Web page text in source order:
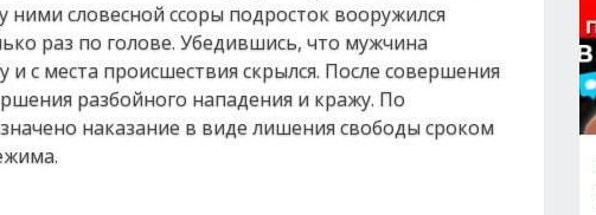
словесной ссоры подросток вооружился
раз по голове. Убедившись, что мужчина
с места происшествия скрылся. После совершения
разбойного нападения и кражу. По
наказание в виде лишения свободы сроком